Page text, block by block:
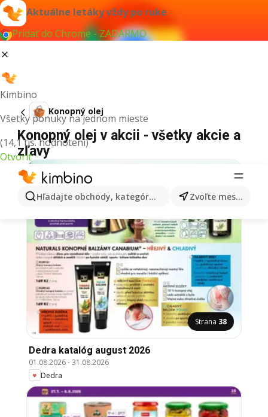
Aktuálne letáky vždy po ruke
Pridať do Chrome - ZADARMO
Kimbino
Všetky ponuky na jednom mieste
(14,1 tis. hodnotení)
Otvoriť
Hľadajte obchody, kategórie, produkty... Zvoľte mesto
Konopný olej
Konopný olej v akcii - všetky akcie a
zľavy
Strana 38
Dedra katalóg august 2026
01.08.2026-31.08.2026
Dedra